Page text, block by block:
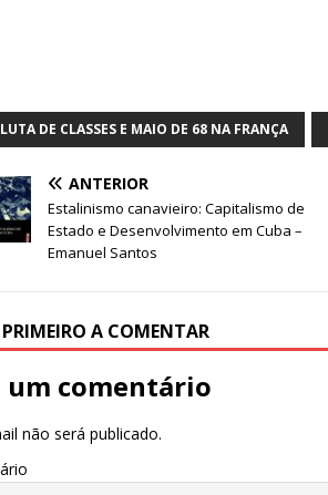
LUTA DE CLASSES E MAIO DE 68 NA FRANÇA
ANTERIOR
Estalinismo canavieiro: Capitalismo de
Estado e Desenvolvimento em Cuba –
Emanuel Santos
PRIMEIRO A COMENTAR
um comentário
não será publicado.